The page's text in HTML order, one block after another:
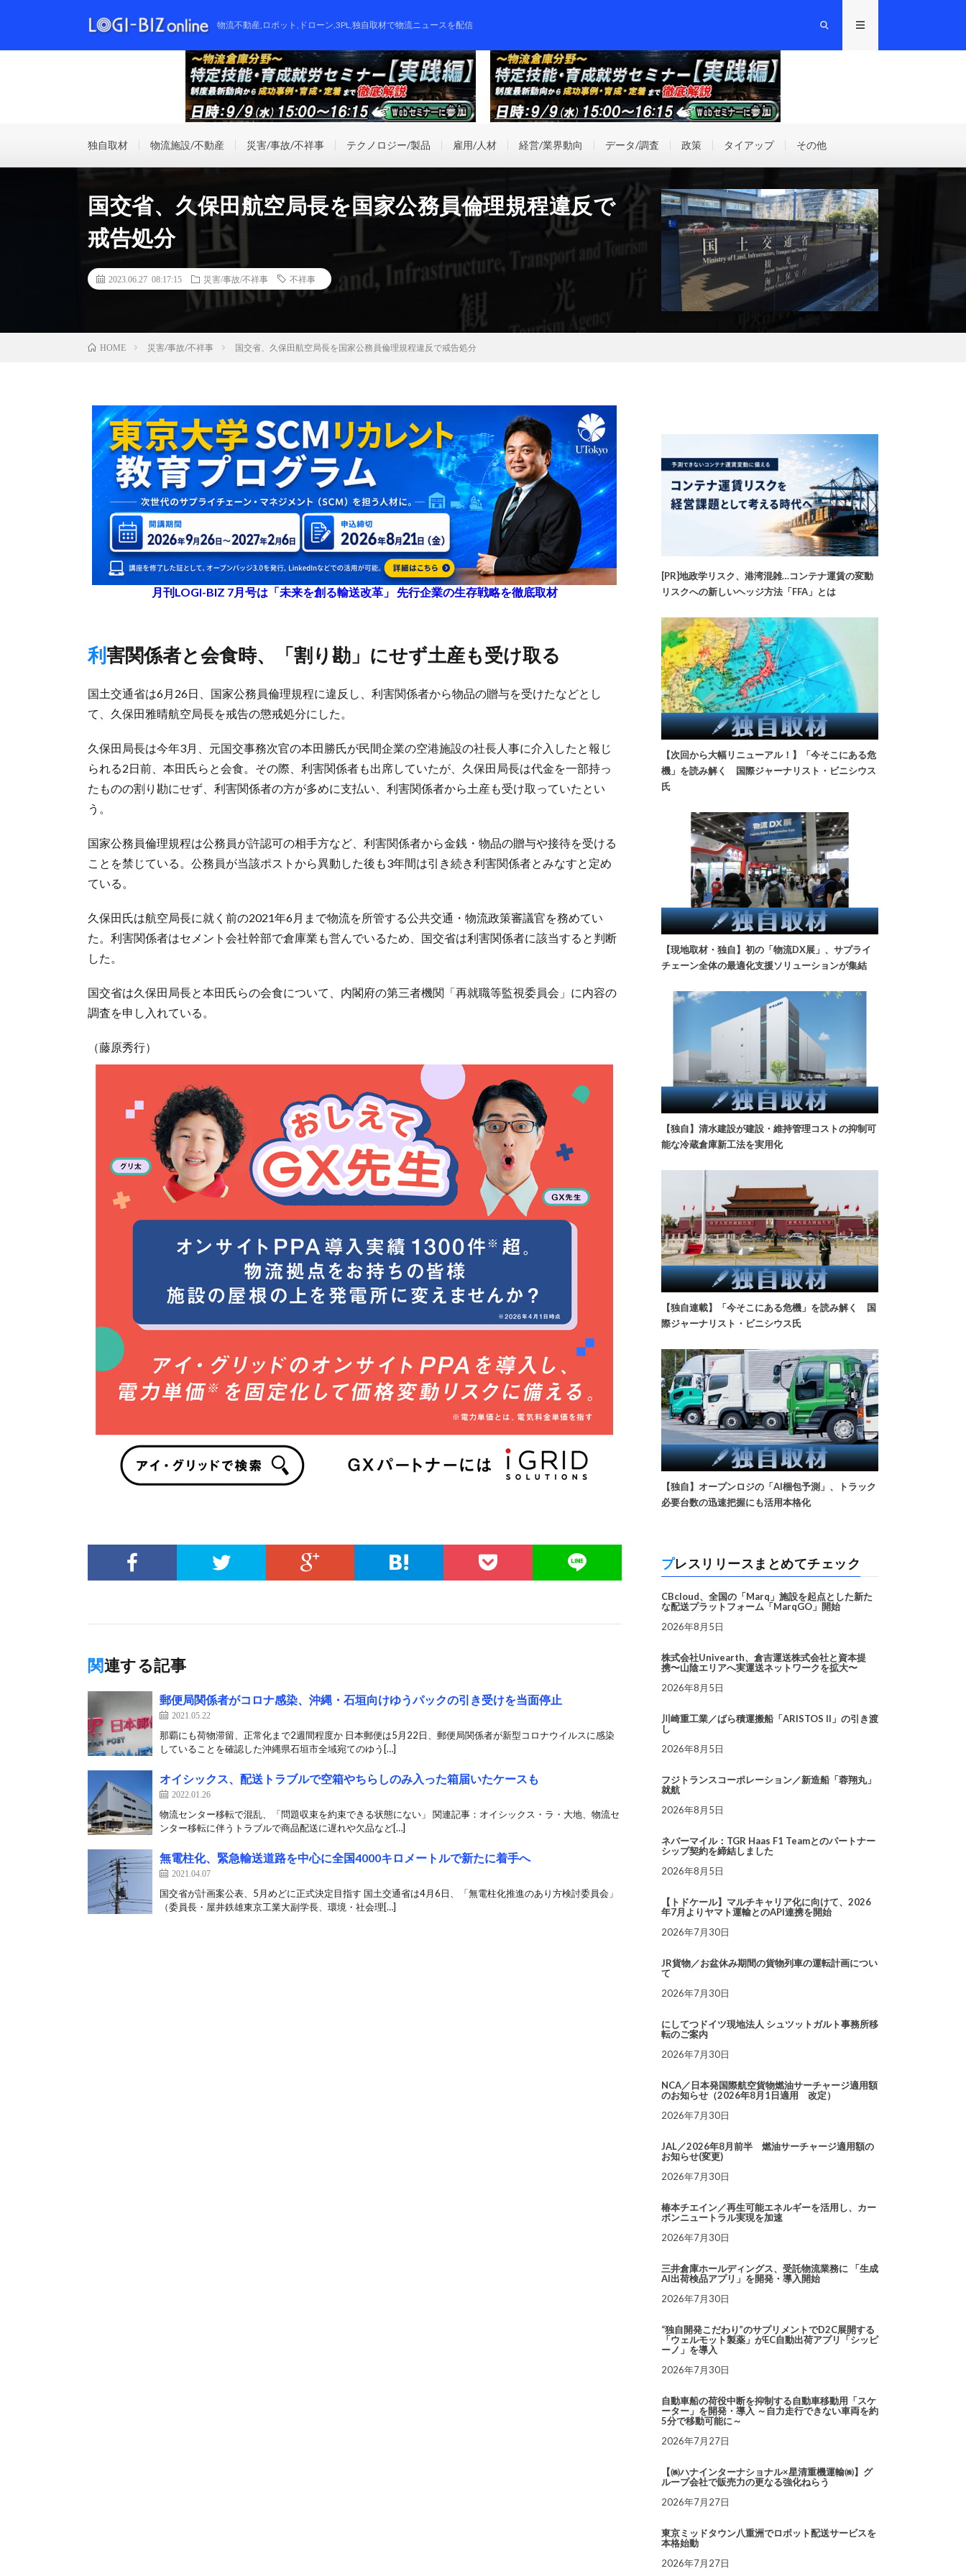
物流不動産,ロボット,ドローン,3PL,独自取材で物流ニュースを配信
独自取材 物流施設/不動産 災害/事故/不祥事 テクノロジー/製品 雇用/人材 経営/業界動向 データ/調査 政策 タイアップ その他
国交省、久保田航空局長を国家公務員倫理規程違反で
戒告処分
2023.06.27 08:17:15 災害/事故/不祥事 不祥事
HOME 災害/事故/不祥事 国交省、久保田航空局長を国家公務員倫理規程違反で戒告処分
月刊LOGI-BIZ 7月号は「未来を創る輸送改革」 先行企業の生存戦略を徹底取材
利害関係者と会食時、「割り勘」にせず土産も受け取る
国土交通省は6月26日、国家公務員倫理規程に違反し、利害関係者から物品の贈与を受けたなどとし
て、久保田雅晴航空局長を戒告の懲戒処分にした。
久保田局長は今年3月、元国交事務次官の本田勝氏が民間企業の空港施設の社長人事に介入したと報じ
られる2日前、本田氏らと会食。その際、利害関係者も出席していたが、久保田局長は代金を一部持っ
たものの割り勘にせず、利害関係者の方が多めに支払い、利害関係者から土産も受け取っていたとい
う。
国家公務員倫理規程は公務員が許認可の相手方など、利害関係者から金銭・物品の贈与や接待を受ける
ことを禁じている。公務員が当該ポストから異動した後も3年間は引き続き利害関係者とみなすと定め
ている。
久保田氏は航空局長に就く前の2021年6月まで物流を所管する公共交通・物流政策審議官を務めてい
た。利害関係者はセメント会社幹部で倉庫業も営んでいるため、国交省は利害関係者に該当すると判断
した。
国交省は久保田局長と本田氏らの会食について、内閣府の第三者機関「再就職等監視委員会」に内容の
調査を申し入れている。
（藤原秀行）
関連する記事
郵便局関係者がコロナ感染、沖縄・石垣向けゆうパックの引き受けを当面停止
2021.05.22
那覇にも荷物滞留、正常化まで2週間程度か 日本郵便は5月22日、郵便局関係者が新型コロナウイルスに感染
していることを確認した沖縄県石垣市全域宛てのゆう[…]
オイシックス、配送トラブルで空箱やちらしのみ入った箱届いたケースも
2022.01.26
物流センター移転で混乱、「問題収束を約束できる状態にない」 関連記事：オイシックス・ラ・大地、物流セ
ンター移転に伴うトラブルで商品配送に遅れや欠品など[…]
無電柱化、緊急輸送道路を中心に全国4000キロメートルで新たに着手へ
2021.04.07
国交省が計画案公表、5月めどに正式決定目指す 国土交通省は4月6日、「無電柱化推進のあり方検討委員会」
（委員長・屋井鉄雄東京工業大副学長、環境・社会理[…]
[PR]地政学リスク、港湾混雑…コンテナ運賃の変動
リスクへの新しいヘッジ方法「FFA」とは
【次回から大幅リニューアル！】「今そこにある危
機」を読み解く 国際ジャーナリスト・ビニシウス
氏
【現地取材・独自】初の「物流DX展」、サプライ
チェーン全体の最適化支援ソリューションが集結
【独自】清水建設が建設・維持管理コストの抑制可
能な冷蔵倉庫新工法を実用化
【独自連載】「今そこにある危機」を読み解く 国
際ジャーナリスト・ビニシウス氏
【独自】オープンロジの「AI梱包予測」、トラック
必要台数の迅速把握にも活用本格化
プレスリリースまとめてチェック
CBcloud、全国の「Marq」施設を起点とした新た
な配送プラットフォーム「MarqGO」開始
2026年8月5日
株式会社Univearth、倉吉運送株式会社と資本提
携〜山陰エリアへ実運送ネットワークを拡大〜
2026年8月5日
川崎重工業／ばら積運搬船「ARISTOS II」の引き渡
し
2026年8月5日
フジトランスコーポレーション／新造船「蓉翔丸」
就航
2026年8月5日
ネバーマイル：TGR Haas F1 Teamとのパートナー
シップ契約を締結しました
2026年8月5日
【トドケール】マルチキャリア化に向けて、2026
年7月よりヤマト運輸とのAPI連携を開始
2026年7月30日
JR貨物／お盆休み期間の貨物列車の運転計画につい
て
2026年7月30日
にしてつドイツ現地法人 シュツットガルト事務所移
転のご案内
2026年7月30日
NCA／日本発国際航空貨物燃油サーチャージ適用額
のお知らせ（2026年8月1日適用 改定）
2026年7月30日
JAL／2026年8月前半 燃油サーチャージ適用額の
お知らせ(変更)
2026年7月30日
椿本チエイン／再生可能エネルギーを活用し、カー
ボンニュートラル実現を加速
2026年7月30日
三井倉庫ホールディングス、受託物流業務に 「生成
AI出荷検品アプリ」を開発・導入開始
2026年7月30日
“独自開発こだわり”のサプリメントでD2C展開する
「ウェルモット製薬」がEC自動出荷アプリ「シッピ
ーノ」を導入
2026年7月30日
自動車船の荷役中断を抑制する自動車移動用「スケ
ーター」を開発・導入 ～自力走行できない車両を約
5分で移動可能に～
2026年7月27日
【㈱ハナインターナショナル×星清重機運輸㈱】グ
ループ会社で販売力の更なる強化ねらう
2026年7月27日
東京ミッドタウン八重洲でロボット配送サービスを
本格始動
2026年7月27日